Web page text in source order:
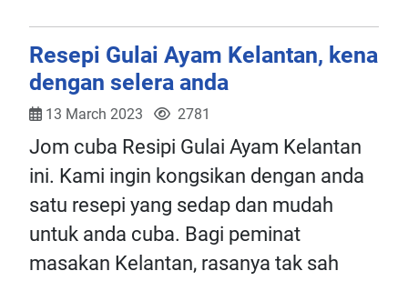
Resepi Gulai Ayam Kelantan, kena
dengan selera anda
13 March 2023 2781
Jom cuba Resipi Gulai Ayam Kelantan
ini. Kami ingin kongsikan dengan anda
satu resepi yang sedap dan mudah
untuk anda cuba. Bagi peminat
masakan Kelantan, rasanya tak sah